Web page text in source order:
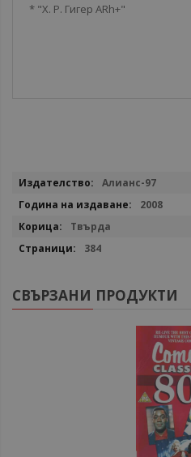
* "Х. Р. Гигер ARh+"
Повече
Алианс-97
2008
Твърда
384
СВЪРЗАНИ ПРОДУКТИ